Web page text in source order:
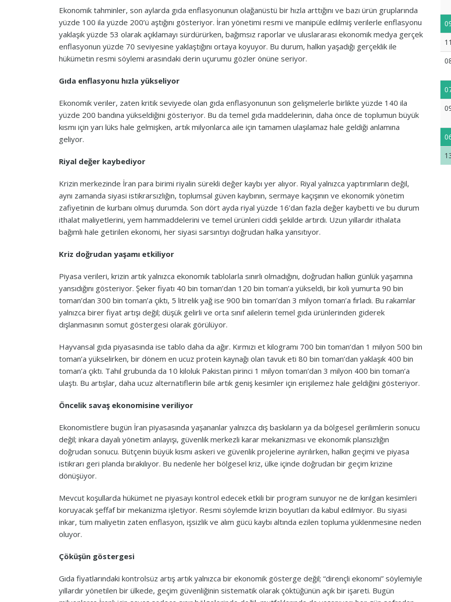
Ekonomik tahminler, son aylarda gıda enflasyonunun olağanüstü bir hızla arttığını ve bazı ürün gruplarında
yüzde 100 ila yüzde 200’ü aştığını gösteriyor. İran yönetimi resmi ve manipüle edilmiş verilerle enflasyonu
yaklaşık yüzde 53 olarak açıklamayı sürdürürken, bağımsız raporlar ve uluslararası ekonomik medya gerçek
enflasyonun yüzde 70 seviyesine yaklaştığını ortaya koyuyor. Bu durum, halkın yaşadığı gerçeklik ile
hükümetin resmi söylemi arasındaki derin uçurumu gözler önüne seriyor.
Gıda enflasyonu hızla yükseliyor
Ekonomik veriler, zaten kritik seviyede olan gıda enflasyonunun son gelişmelerle birlikte yüzde 140 ila
yüzde 200 bandına yükseldiğini gösteriyor. Bu da temel gıda maddelerinin, daha önce de toplumun büyük
kısmı için yarı lüks hale gelmişken, artık milyonlarca aile için tamamen ulaşılamaz hale geldiği anlamına
geliyor.
Riyal değer kaybediyor
Krizin merkezinde İran para birimi riyalin sürekli değer kaybı yer alıyor. Riyal yalnızca yaptırımların değil,
aynı zamanda siyasi istikrarsızlığın, toplumsal güven kaybının, sermaye kaçışının ve ekonomik yönetim
zafiyetinin de kurbanı olmuş durumda. Son dört ayda riyal yüzde 16’dan fazla değer kaybetti ve bu durum
ithalat maliyetlerini, yem hammaddelerini ve temel ürünleri ciddi şekilde artırdı. Uzun yıllardır ithalata
bağımlı hale getirilen ekonomi, her siyasi sarsıntıyı doğrudan halka yansıtıyor.
Kriz doğrudan yaşamı etkiliyor
Piyasa verileri, krizin artık yalnızca ekonomik tablolarla sınırlı olmadığını, doğrudan halkın günlük yaşamına
yansıdığını gösteriyor. Şeker fiyatı 40 bin toman’dan 120 bin toman’a yükseldi, bir koli yumurta 90 bin
toman’dan 300 bin toman’a çıktı, 5 litrelik yağ ise 900 bin toman’dan 3 milyon toman’a fırladı. Bu rakamlar
yalnızca birer fiyat artışı değil; düşük gelirli ve orta sınıf ailelerin temel gıda ürünlerinden giderek
dışlanmasının somut göstergesi olarak görülüyor.
Hayvansal gıda piyasasında ise tablo daha da ağır. Kırmızı et kilogramı 700 bin toman’dan 1 milyon 500 bin
toman’a yükselirken, bir dönem en ucuz protein kaynağı olan tavuk eti 80 bin toman’dan yaklaşık 400 bin
toman’a çıktı. Tahıl grubunda da 10 kiloluk Pakistan pirinci 1 milyon toman’dan 3 milyon 400 bin toman’a
ulaştı. Bu artışlar, daha ucuz alternatiflerin bile artık geniş kesimler için erişilemez hale geldiğini gösteriyor.
Öncelik savaş ekonomisine veriliyor
Ekonomistlere bugün İran piyasasında yaşananlar yalnızca dış baskıların ya da bölgesel gerilimlerin sonucu
değil; inkara dayalı yönetim anlayışı, güvenlik merkezli karar mekanizması ve ekonomik plansızlığın
doğrudan sonucu. Bütçenin büyük kısmı askeri ve güvenlik projelerine ayrılırken, halkın geçimi ve piyasa
istikrarı geri planda bırakılıyor. Bu nedenle her bölgesel kriz, ülke içinde doğrudan bir geçim krizine
dönüşüyor.
Mevcut koşullarda hükümet ne piyasayı kontrol edecek etkili bir program sunuyor ne de kırılgan kesimleri
koruyacak şeffaf bir mekanizma işletiyor. Resmi söylemde krizin boyutları da kabul edilmiyor. Bu siyasi
inkar, tüm maliyetin zaten enflasyon, işsizlik ve alım gücü kaybı altında ezilen topluma yüklenmesine neden
oluyor.
Çöküşün göstergesi
Gıda fiyatlarındaki kontrolsüz artış artık yalnızca bir ekonomik gösterge değil; “dirençli ekonomi” söylemiyle
yıllardır yönetilen bir ülkede, geçim güvenliğinin sistematik olarak çöktüğünün açık bir işareti. Bugün